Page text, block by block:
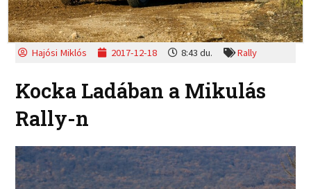
Hajósi Miklós 2017-12-18 8:43 du. Rally
Kocka Ladában a Mikulás
Rally-n